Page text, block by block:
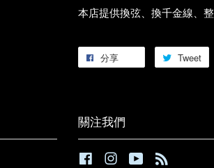
本店提供換弦、換千金線
分享 Tweet
關注我們
FacebookInstagramYouTube